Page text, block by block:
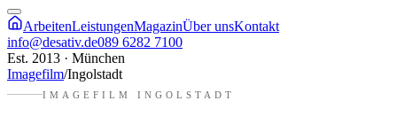
ArbeitenLeistungenMagazinÜber unsKontakt
info@desativ.de089 6282 7100
Est. 2013 · München
Imagefilm/Ingolstadt
IMAGEFILM INGOLSTADT